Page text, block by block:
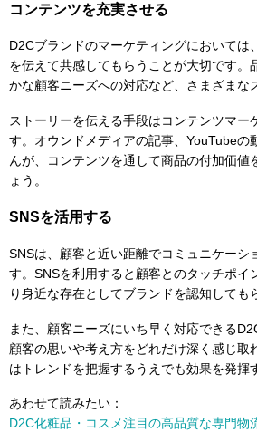
コンテンツを充実させる
D2Cブランドのマーケティングにおいては
を伝えて共感してもらうことが大切です。
かな顧客ニーズへの対応など、さまざまな
ストーリーを伝える手段はコンテンツマー
す。オウンドメディアの記事、YouTubeの
んが、コンテンツを通して商品の付加価値
ょう。
SNSを活用する
SNSは、顧客と近い距離でコミュニケーシ
す。SNSを利用すると顧客とのタッチポイ
り身近な存在としてブランドを認知しても
また、顧客ニーズにいち早く対応できる
顧客の思いや考え方をどれだけ深く感じ取
はトレンドを把握するうえでも効果を発揮
あわせて読みたい：
D2C化粧品・コスメ注目の高品質な専門